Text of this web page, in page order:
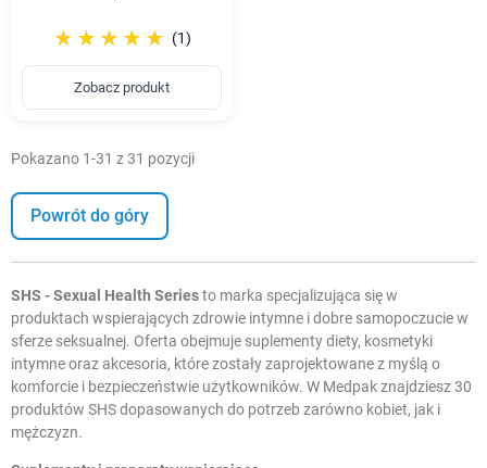
☆☆☆☆☆
★★★★★ (1)
Zobacz produkt
Pokazano 1-31 z 31 pozycji
Powrót do góry
SHS - Sexual Health Seriesto marka specjalizująca się w
produktach wspierających zdrowie intymne i dobre samopoczucie w
sferze seksualnej. Oferta obejmuje suplementy diety, kosmetyki
intymne oraz akcesoria, które zostały zaprojektowane z myślą o
komforcie i bezpieczeństwie użytkowników. W Medpak znajdziesz 30
produktów SHS dopasowanych do potrzeb zarówno kobiet, jak i
mężczyzn.